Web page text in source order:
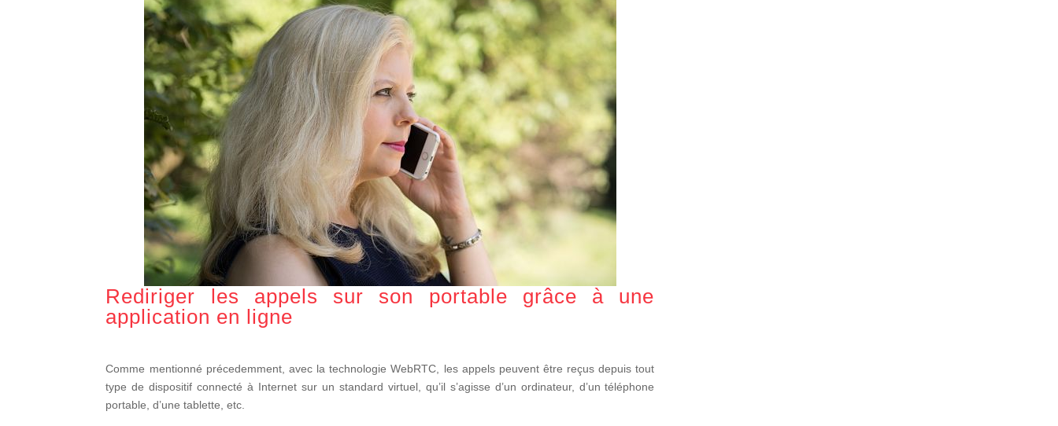
Rediriger les appels sur son portable grâce à une
application en ligne
Comme mentionné précedemment, avec la technologie WebRTC, les appels peuvent être reçus depuis tout
type de dispositif connecté à Internet sur un standard virtuel, qu’il s’agisse d’un ordinateur, d’un téléphone
portable, d’une tablette, etc.